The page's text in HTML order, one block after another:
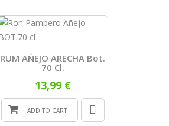
RUM AÑEJO ARECHA Bot.
70 Cl.
13,99 €
ADD TO CART